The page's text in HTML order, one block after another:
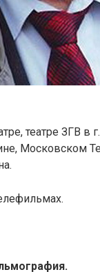
театре ЗГВ в
Московском